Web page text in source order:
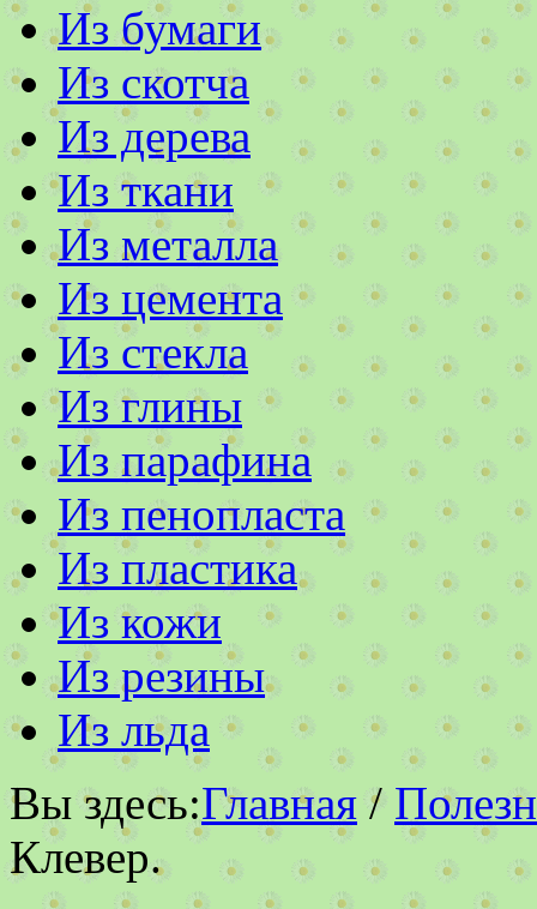
Из бумаги
Из скотча
Из дерева
Из ткани
Из металла
Из цемента
Из стекла
Из глины
Из парафина
Из пенопласта
Из пластика
Из кожи
Из резины
Из льда
Вы здесь:Главная/
Клевер.